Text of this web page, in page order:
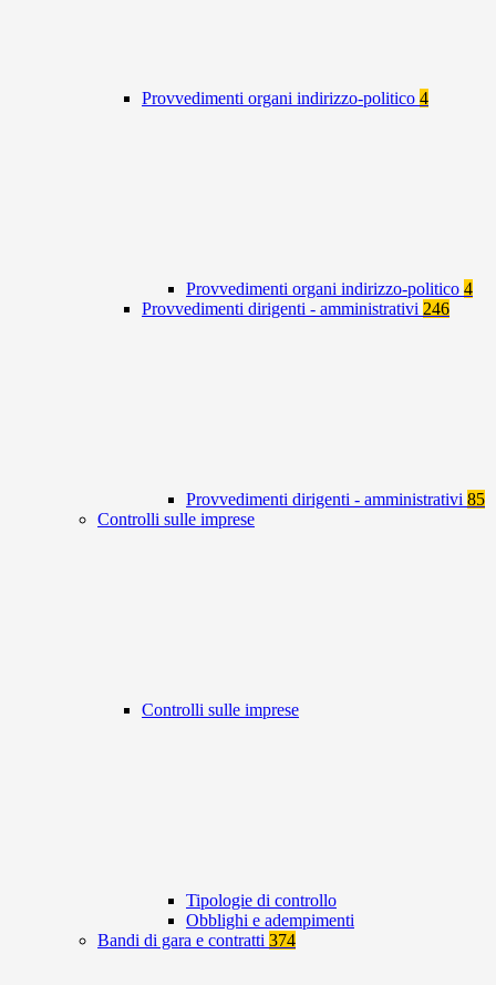
Provvedimenti organi indirizzo-politico 4
Provvedimenti organi indirizzo-politico 4
Provvedimenti dirigenti - amministrativi 246
Provvedimenti dirigenti - amministrativi 85
Controlli sulle imprese
Controlli sulle imprese
Tipologie di controllo
Obblighi e adempimenti
Bandi di gara e contratti 374